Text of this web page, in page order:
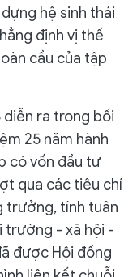
hệ sinh thái
định vị thế
cầu của tập
diễn ra trong bối
25 năm hành
có vốn đầu tư
qua các tiêu chí
trưởng, tính tuân
trường - xã hội -
được Hội đồng